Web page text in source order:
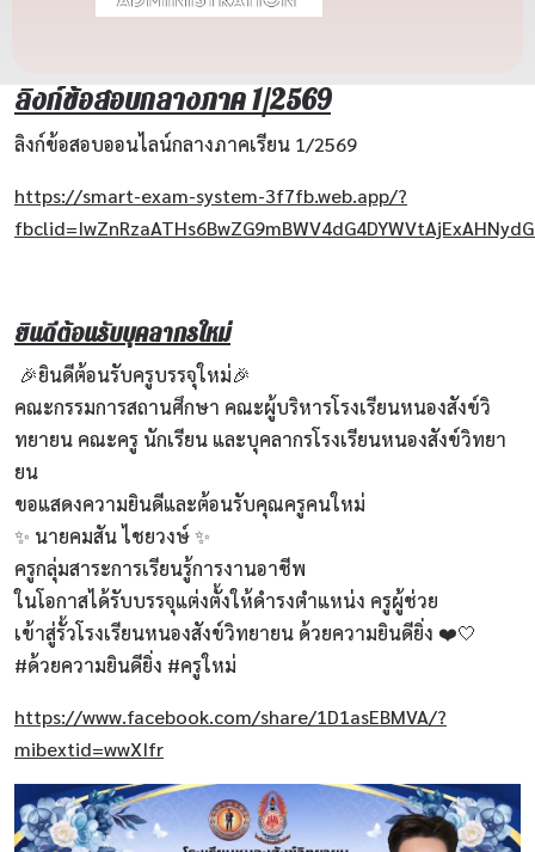
ลิงก์ข้อสอบกลางภาค 1/2569
ลิงก์ข้อสอบออนไลน์กลางภาคเรียน 1/2569
https://smart-exam-system-3f7fb.web.app/?
ยินดีต้อนรับบุคลากรใหม่
🎉ยินดีต้อนรับครูบรรจุใหม่🎉
คณะกรรมการสถานศึกษา คณะผู้บริหารโรงเรียนหนองสังข์วิ
ทยายน คณะครู นักเรียน และบุคลากรโรงเรียนหนองสังข์วิทยา
ยน
ขอแสดงความยินดีและต้อนรับคุณครูคนใหม่
✨ นายคมสัน ไชยวงษ์ ✨
ครูกลุ่มสาระการเรียนรู้การงานอาชีพ
ในโอกาสได้รับบรรจุแต่งตั้งให้ดำรงตำแหน่ง ครูผู้ช่วย
เข้าสู่รั้วโรงเรียนหนองสังข์วิทยายน ด้วยความยินดียิ่ง ❤️🤍
#ด้วยความยินดียิ่ง #ครูใหม่
https://www.facebook.com/share/1D1asEBMVA/?
mibextid=wwXIfr